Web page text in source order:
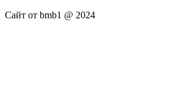
Сайт от bmb1 @ 2024